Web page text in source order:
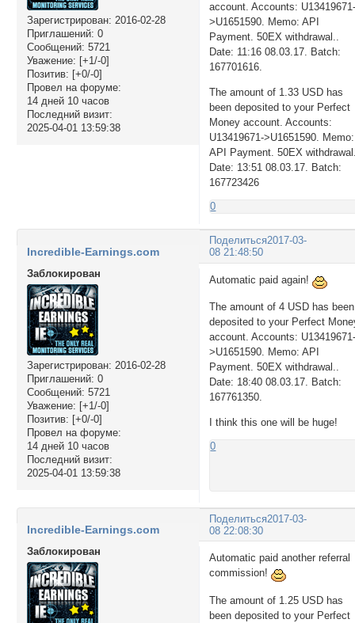
Зарегистрирован: 2016-02-28
Приглашений: 0
Сообщений: 5721
Уважение: [+1/-0]
Позитив: [+0/-0]
Провел на форуме:
14 дней 10 часов
Последний визит:
2025-04-01 13:59:38
account. Accounts:
>U1651590. Memo: API
Payment. 50EX withdrawal..
Date: 11:16 08.03.17. Batch:
167701616.
The amount of 1.33 USD has
been deposited to your Perfect
Money account. Accounts:
U13419671->U1651590. Memo:
API Payment. 50EX
Date: 13:51 08.03.17. Batch:
167723426
0
Поделиться2017-03-
08 21:48:50
Incredible-Earnings.com
Заблокирован
Зарегистрирован: 2016-02-28
Приглашений: 0
Сообщений: 5721
Уважение: [+1/-0]
Позитив: [+0/-0]
Провел на форуме:
14 дней 10 часов
Последний визит:
2025-04-01 13:59:38
Automatic paid again!
The amount of 4 USD has been
deposited to your Perfect
account. Accounts:
>U1651590. Memo: API
Payment. 50EX withdrawal..
Date: 18:40 08.03.17. Batch:
167761350.
I think this one will be huge!
0
Поделиться2017-03-
08 22:08:30
Incredible-Earnings.com
Заблокирован
Automatic paid another referral
commission!
The amount of 1.25 USD has
been deposited to your Perfect